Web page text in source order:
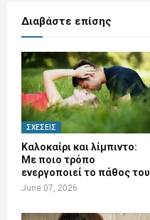
Διαβάστε επίσης
ΣΧΈΣΕΙΣ
Καλοκαίρι και λίμπιντο:
Με ποιο τρόπο
ενεργοποιεί το πάθος του
June 07, 2026